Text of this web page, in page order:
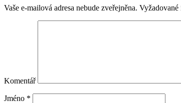
Vaše e-mailová adresa nebude zveřejněna. Vyžadované
Komentář
Jméno *